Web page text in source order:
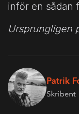
inför en sådan
Ursprungligen
Patrik
Skribent